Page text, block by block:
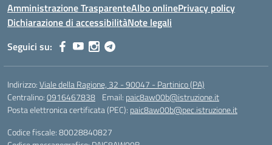
Amministrazione TrasparenteAlbo onlinePrivacy policy
Dichiarazione di accessibilitàNote legali
Seguici su:
Indirizzo:Viale della Ragione, 32 - 90047 - Partinico (PA)
Centralino:0916467838 Email: paic8aw00b@istruzione.it
Posta elettronica certificata (PEC): paic8aw00b@pec.istruzione.it
Codice fiscale: 80028840827